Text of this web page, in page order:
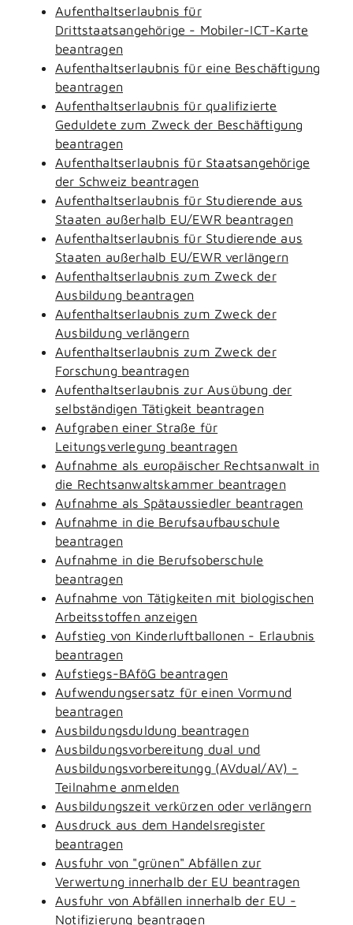
Aufenthaltserlaubnis für
Drittstaatsangehörige - Mobiler-ICT-Karte
beantragen
Aufenthaltserlaubnis für eine Beschäftigung
beantragen
Aufenthaltserlaubnis für qualifizierte
Geduldete zum Zweck der Beschäftigung
beantragen
Aufenthaltserlaubnis für Staatsangehörige
der Schweiz beantragen
Aufenthaltserlaubnis für Studierende aus
Staaten außerhalb EU/EWR beantragen
Aufenthaltserlaubnis für Studierende aus
Staaten außerhalb EU/EWR verlängern
Aufenthaltserlaubnis zum Zweck der
Ausbildung beantragen
Aufenthaltserlaubnis zum Zweck der
Ausbildung verlängern
Aufenthaltserlaubnis zum Zweck der
Forschung beantragen
Aufenthaltserlaubnis zur Ausübung der
selbständigen Tätigkeit beantragen
Aufgraben einer Straße für
Leitungsverlegung beantragen
Aufnahme als europäischer Rechtsanwalt in
die Rechtsanwaltskammer beantragen
Aufnahme als Spätaussiedler beantragen
Aufnahme in die Berufsaufbauschule
beantragen
Aufnahme in die Berufsoberschule
beantragen
Aufnahme von Tätigkeiten mit biologischen
Arbeitsstoffen anzeigen
Aufstieg von Kinderluftballonen - Erlaubnis
beantragen
Aufstiegs-BAföG beantragen
Aufwendungsersatz für einen Vormund
beantragen
Ausbildungsduldung beantragen
Ausbildungsvorbereitung dual und
Ausbildungsvorbereitungg (AVdual/AV) -
Teilnahme anmelden
Ausbildungszeit verkürzen oder verlängern
Ausdruck aus dem Handelsregister
beantragen
Ausfuhr von "grünen" Abfällen zur
Verwertung innerhalb der EU beantragen
Ausfuhr von Abfällen innerhalb der EU -
Notifizierung beantragen